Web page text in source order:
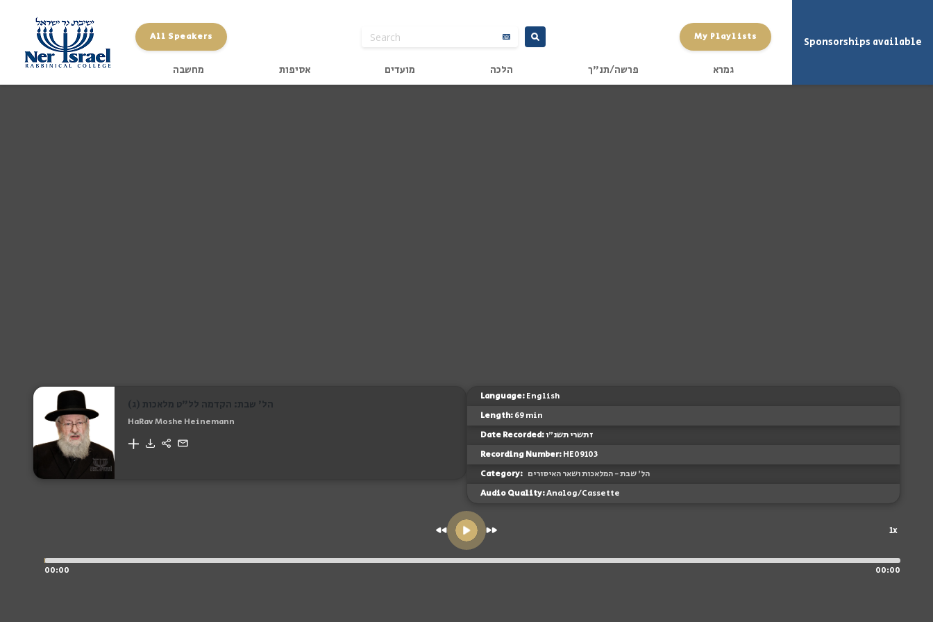
All Speakers My Playlists
גמרא פרשה/תנ"ך הלכה מועדים אסיפות מחשבה
Sponsorships available
הל' שבת: הקדמה לל"ט מלאכות (ג)
HaRav Moshe Heinemann
Language:English
Length:69 min
Date Recorded:ז תשרי תשנ"ו
Recording Number:HE09103
Category: הל' שבת - המלאכות ושאר האיסורים
Audio Quality:Analog/Cassette
1x
00:00 00:00